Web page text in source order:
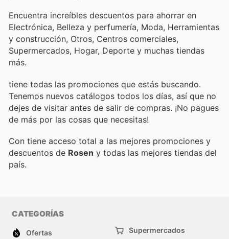
Encuentra increíbles descuentos para ahorrar en
Electrónica, Belleza y perfumería, Moda, Herramientas
y construcción, Otros, Centros comerciales,
Supermercados, Hogar, Deporte y muchas tiendas
más.
tiene todas las promociones que estás buscando.
Tenemos nuevos catálogos todos los días, así que no
dejes de visitar antes de salir de compras. ¡No pagues
de más por las cosas que necesitas!
Con tiene acceso total a las mejores promociones y
descuentos de Rosen y todas las mejores tiendas del
país.
CATEGORÍAS
Ofertas
Supermercados